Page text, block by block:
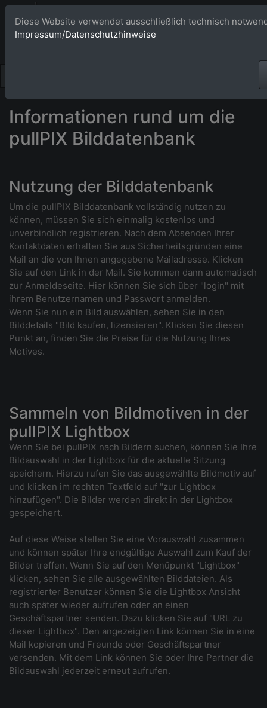
Bildagentur
Informationen rund um die
pullPIX Bilddatenbank
Nutzung der Bilddatenbank
Um die pullPIX Bilddatenbank vollständig nutzen zu
können, müssen Sie sich einmalig kostenlos und
unverbindlich registrieren. Nach dem Absenden Ihrer
Kontaktdaten erhalten Sie aus Sicherheitsgründen eine
Mail an die von Ihnen angegebene Mailadresse. Klicken
Sie auf den Link in der Mail. Sie kommen dann automatisch
zur Anmeldeseite. Hier können Sie sich über "login" mit
ihrem Benutzernamen und Passwort anmelden.
Wenn Sie nun ein Bild auswählen, sehen Sie in den
Bilddetails "Bild kaufen, lizensieren". Klicken Sie diesen
Punkt an, finden Sie die Preise für die Nutzung Ihres
Motives.
Sammeln von Bildmotiven in der
pullPIX Lightbox
Wenn Sie bei pullPIX nach Bildern suchen, können Sie Ihre
Bildauswahl in der Lightbox für die aktuelle Sitzung
speichern. Hierzu rufen Sie das ausgewählte Bildmotiv auf
und klicken im rechten Textfeld auf "zur Lightbox
hinzufügen". Die Bilder werden direkt in der Lightbox
gespeichert.
Auf diese Weise stellen Sie eine Vorauswahl zusammen
und können später Ihre endgültige Auswahl zum Kauf der
Bilder treffen. Wenn Sie auf den Menüpunkt "Lightbox"
klicken, sehen Sie alle ausgewählten Bilddateien. Als
registrierter Benutzer können Sie die Lightbox Ansicht
auch später wieder aufrufen oder an einen
Geschäftspartner senden. Dazu klicken Sie auf "URL zu
dieser Lightbox". Den angezeigten Link können Sie in eine
Mail kopieren und Freunde oder Geschäftspartner
versenden. Mit dem Link können Sie oder Ihre Partner die
Bildauswahl jederzeit erneut aufrufen.
Diese Website verwendet ausschließlich technisch
Impressum/Datenschutzhinweise